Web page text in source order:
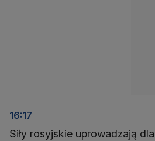
16:17
Siły rosyjskie uprowadzają